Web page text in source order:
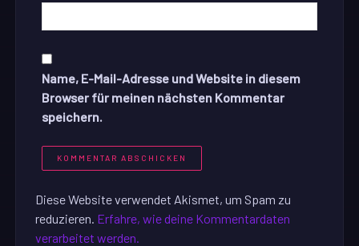
Name, E-Mail-Adresse und Website in diesem
Browser für meinen nächsten Kommentar
speichern.
Diese Website verwendet Akismet, um Spam zu
reduzieren. Erfahre, wie deine Kommentardaten
verarbeitet werden.